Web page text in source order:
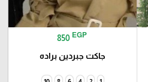
850 EGP
جاكت جبردين براده